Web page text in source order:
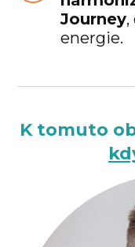
Journey
energie.
K tomuto